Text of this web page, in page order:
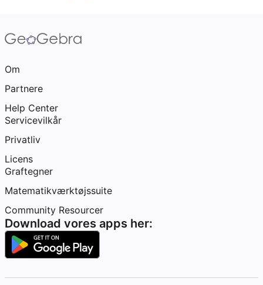
Om
Partnere
Help Center
Servicevilkår
Privatliv
Licens
Graftegner
Matematikværktøjssuite
Community Resourcer
Download vores apps her: